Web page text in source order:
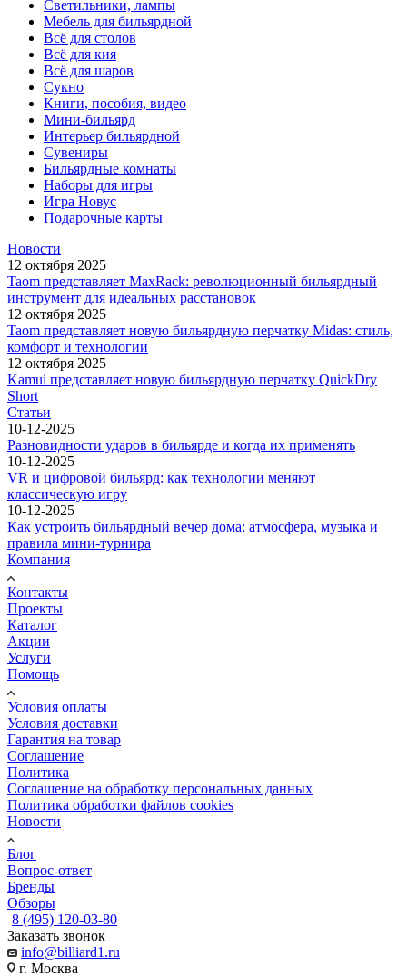
Светильники, лампы
Мебель для бильярдной
Всё для столов
Всё для кия
Всё для шаров
Сукно
Книги, пособия, видео
Мини-бильярд
Интерьер бильярдной
Сувениры
Бильярдные комнаты
Наборы для игры
Игра Новус
Подарочные карты
Новости
12 октября 2025
Taom представляет MaxRack: революционный бильярдный
инструмент для идеальных расстановок
12 октября 2025
Taom представляет новую бильярдную перчатку Midas: стиль,
комфорт и технологии
12 октября 2025
Kamui представляет новую бильярдную перчатку QuickDry
Short
Статьи
10-12-2025
Разновидности ударов в бильярде и когда их применять
10-12-2025
VR и цифровой бильярд: как технологии меняют
классическую игру
10-12-2025
Как устроить бильярдный вечер дома: атмосфера, музыка и
правила мини-турнира
Компания
Контакты
Проекты
Каталог
Акции
Услуги
Помощь
Условия оплаты
Условия доставки
Гарантия на товар
Соглашение
Политика
Соглашение на обработку персональных данных
Политика обработки файлов cookies
Новости
Блог
Вопрос-ответ
Бренды
Обзоры
8 (495) 120-03-80
Заказать звонок
info@billiard1.ru
г. Москва